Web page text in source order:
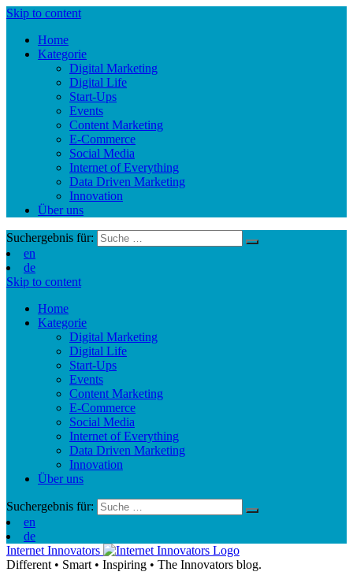
Skip to content
Home
Kategorie
Digital Marketing
Digital Life
Start-Ups
Events
Content Marketing
E-Commerce
Social Media
Internet of Everything
Data Driven Marketing
Innovation
Über uns
Suchergebnis für:
en
de
Skip to content
Home
Kategorie
Digital Marketing
Digital Life
Start-Ups
Events
Content Marketing
E-Commerce
Social Media
Internet of Everything
Data Driven Marketing
Innovation
Über uns
Suchergebnis für:
en
de
Internet Innovators
Different • Smart • Inspiring • The Innovators blog.